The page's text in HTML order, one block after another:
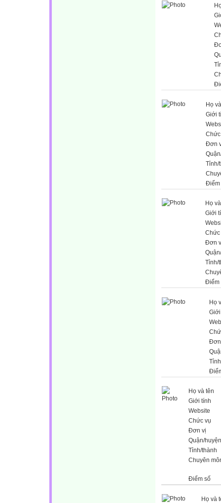
Họ
Giới
Đơn
Tỉnh/
Điểm
Họ
Giới
Chức
Đơn
Tỉnh/
Điểm
Họ
Họ và tên
Giới tính
Website
Chức vụ
Đơn vị
Quận/huyện
Tỉnh/thành
Chuyên
Điểm số
Họ và